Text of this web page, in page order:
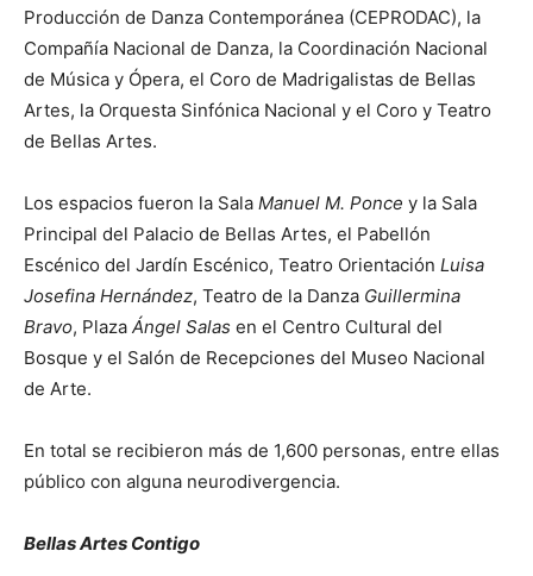
Producción de Danza Contemporánea (CEPRODAC), la
Compañía Nacional de Danza, la Coordinación Nacional
de Música y Ópera, el Coro de Madrigalistas de Bellas
Artes, la Orquesta Sinfónica Nacional y el Coro y Teatro
de Bellas Artes.
Los espacios fueron la Sala Manuel M. Ponce y la Sala
Principal del Palacio de Bellas Artes, el Pabellón
Escénico del Jardín Escénico, Teatro Orientación Luisa
Josefina Hernández, Teatro de la Danza Guillermina
Bravo, Plaza Ángel Salas en el Centro Cultural del
Bosque y el Salón de Recepciones del Museo Nacional
de Arte.
En total se recibieron más de 1,600 personas, entre ellas
público con alguna neurodivergencia.
Bellas Artes Contigo